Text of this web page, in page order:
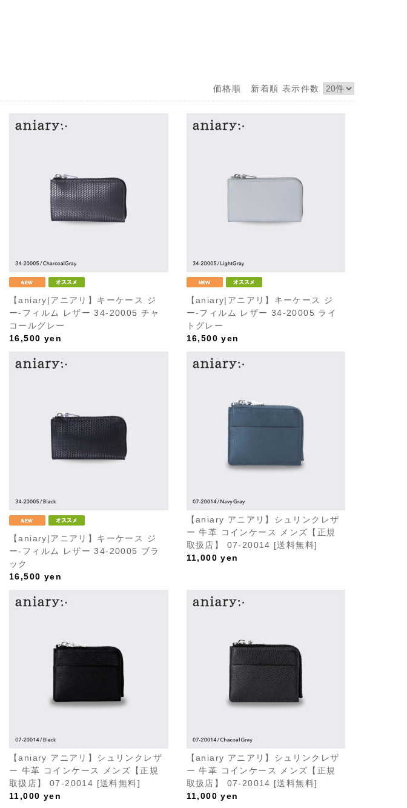
価格順 新着順 表示件数
【aniary|アニアリ】キーケース ジ
ー-フィルム レザー 34-20005 チャ
コールグレー
16,500 yen
【aniary|アニアリ】キーケース ジ
ー-フィルム レザー 34-20005 ライ
トグレー
16,500 yen
【aniary|アニアリ】キーケース ジ
ー-フィルム レザー 34-20005 ブラ
ック
16,500 yen
【aniary アニアリ】シュリンクレザ
ー 牛革 コインケース メンズ【正規
取扱店】 07-20014 [送料無料]
11,000 yen
【aniary アニアリ】シュリンクレザ
ー 牛革 コインケース メンズ【正規
取扱店】 07-20014 [送料無料]
11,000 yen
【aniary アニアリ】シュリンクレザ
ー 牛革 コインケース メンズ【正規
取扱店】 07-20014 [送料無料]
11,000 yen